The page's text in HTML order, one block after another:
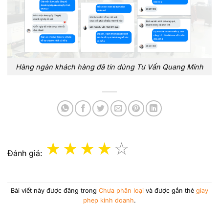
Hàng ngàn khách hàng đã tin dùng Tư Vấn Quang Minh
Đánh giá:
Bài viết này được đăng trong Chưa phân loại và được gắn thẻ giay
phep kinh doanh.